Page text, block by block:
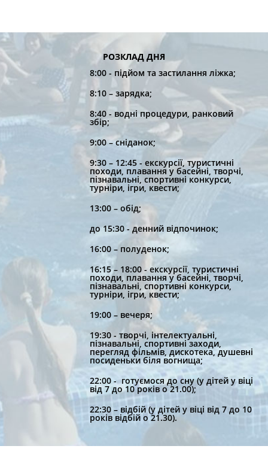
РОЗКЛАД ДНЯ
8:00 - підйом та застилання ліжка;
8:10 – зарядка;
8:40 - водні процедури, ранковий
збір;
9:00 – сніданок;
9:30 – 12:45 - екскурсії, туристичні
походи, плавання у басейні, творчі,
пізнавальні, спортивні конкурси,
турніри, ігри, квести;
13:00 – обід;
до 15:30 - денний відпочинок;
16:00 – полуденок;
16:15 – 18:00 - екскурсії, туристичні
походи, плавання у басейні, творчі,
пізнавальні, спортивні конкурси,
турніри, ігри, квести;
19:00 – вечеря;
19:30 - творчі, інтелектуальні,
пізнавальні, спортивні заходи,
перегляд фільмів, дискотека, душевні
посиденьки біля вогнища;
22:00 - готуємося до сну (у дітей у віці
від 7 до 10 років о 21.00);
22:30 – відбій (у дітей у віці від 7 до 10
років відбій о 21.30).